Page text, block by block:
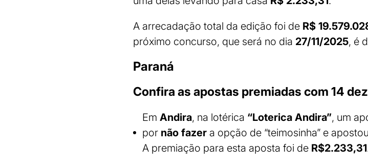
A arrecadação total da edição foi de R$
próximo concurso, que será no dia 27/11/2025, é
Paraná
Confira as apostas premiadas com 14
Em Andira, na lotérica “Loterica Andira”, um
por não fazer a opção de “teimosinha” e
A premiação para esta aposta foi de R$2.233,31